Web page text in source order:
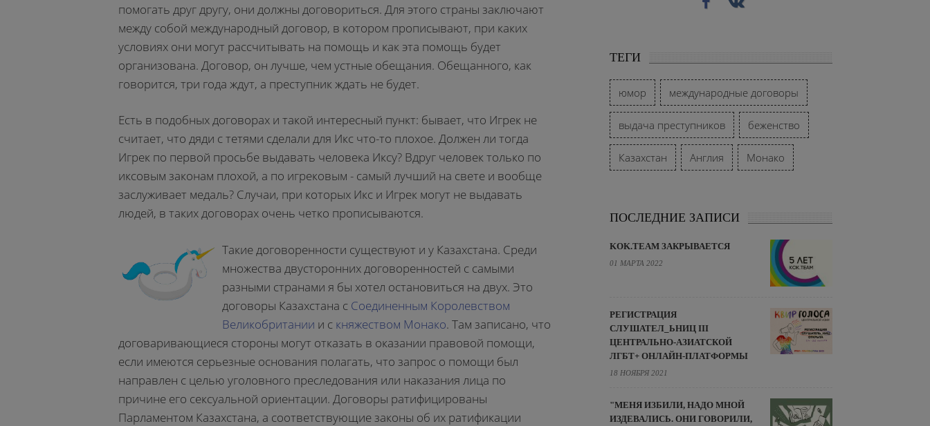
помогать друг другу, они должны договориться. Для этого страны заключают
между собой международный договор, в котором прописывают, при каких
условиях они могут рассчитывать на помощь и как эта помощь будет
организована. Договор, он лучше, чем устные обещания. Обещанного, как
говорится, три года ждут, а преступник ждать не будет.
Есть в подобных договорах и такой интересный пункт: бывает, что Игрек не
считает, что дяди с тетями сделали для Икс что-то плохое. Должен ли тогда
Игрек по первой просьбе выдавать человека Иксу? Вдруг человек только по
иксовым законам плохой, а по игрековым - самый лучший на свете и вообще
заслуживает медаль? Случаи, при которых Икс и Игрек могут не выдавать
людей, в таких договорах очень четко прописываются.
Такие договоренности существуют и у Казахстана. Среди
множества двусторонних договоренностей с самыми
разными странами я бы хотел остановиться на двух. Это
договоры Казахстана с Соединенным Королевством
Великобритании и с княжеством Монако. Там записано, что
договаривающиеся стороны могут отказать в оказании правовой помощи,
если имеются серьезные основания полагать, что запрос о помощи был
направлен с целью уголовного преследования или наказания лица по
причине его сексуальной ориентации. Договоры ратифицированы
Парламентом Казахстана, а соответствующие законы об их ратификации
ТЕГИ
юмор международные договоры
выдача преступников беженство
Казахстан Англия Монако
ПОСЛЕДНИЕ ЗАПИСИ
KOK.TEAM ЗАКРЫВАЕТСЯ
01 МАРТА 2022
РЕГИСТРАЦИЯ
СЛУШАТЕЛ_ЬНИЦ III
ЦЕНТРАЛЬНО-АЗИАТСКОЙ
ЛГБТ+ ОНЛАЙН-ПЛАТФОРМЫ
18 НОЯБРЯ 2021
"МЕНЯ ИЗБИЛИ, НАДО МНОЙ
ИЗДЕВАЛИСЬ. ОНИ ГОВОРИЛИ,